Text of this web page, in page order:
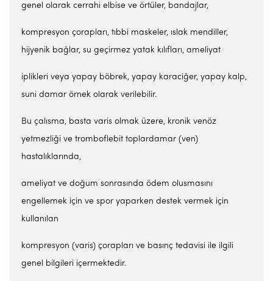
genel olarak cerrahi elbise ve örtüler, bandajlar,
kompresyon çorapları, tıbbi maskeler, ıslak mendiller,
hijyenik bağlar, su geçirmez yatak kılıfları, ameliyat
iplikleri veya yapay böbrek, yapay karaciğer, yapay kalp,
suni damar örnek olarak verilebilir.
Bu çalısma, basta varis olmak üzere, kronik venöz
yetmezliği ve tromboflebit toplardamar (ven)
hastalıklarında,
ameliyat ve doğum sonrasında ödem olusmasını
engellemek için ve spor yaparken destek vermek için
kullanılan
kompresyon (varis) çorapları ve basınç tedavisi ile ilgili
genel bilgileri içermektedir.